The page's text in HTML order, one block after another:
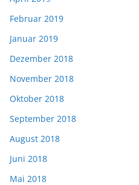
Februar 2019
Januar 2019
Dezember 2018
November 2018
Oktober 2018
September 2018
August 2018
Juni 2018
Mai 2018